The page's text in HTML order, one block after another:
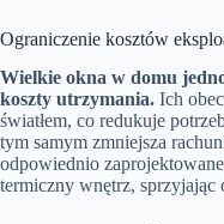
Ograniczenie kosztów
Wielkie okna w domu
koszty utrzymania. Ich
światłem, co redukuje
tym samym zmniejsza
odpowiednio
termiczny wnętrz, sprzyjając